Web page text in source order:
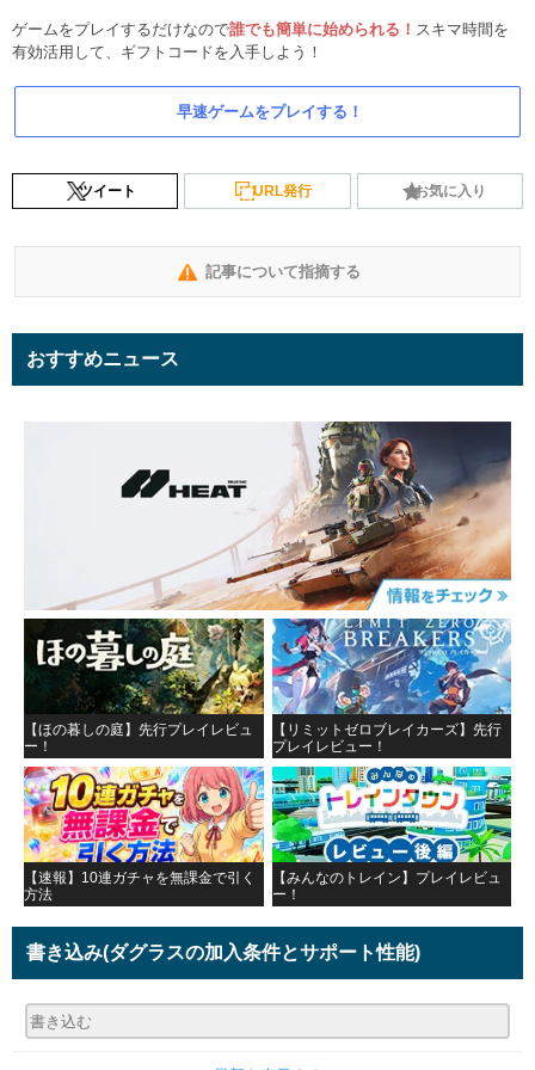
ゲームをプレイするだけなので誰でも簡単に始められる！ スキマ時間を
有効活用して、ギフトコードを入手しよう！
早速ゲームをプレイする！
ツイート URL発行 お気に入り
記事について指摘する
おすすめニュース
【ほの暮しの庭】先行プレイレビュ
ー！
【リミットゼロブレイカーズ】先行
プレイレビュー！
【速報】10連ガチャを無課金で引く
方法
【みんなのトレイン】プレイレビュ
ー！
書き込み(ダグラスの加入条件とサポート性能)